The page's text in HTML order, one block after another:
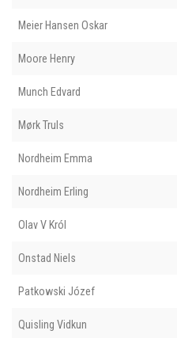
Meier Hansen Oskar
Moore Henry
Munch Edvard
Mørk Truls
Nordheim Emma
Nordheim Erling
Olav V Król
Onstad Niels
Patkowski Józef
Quisling Vidkun